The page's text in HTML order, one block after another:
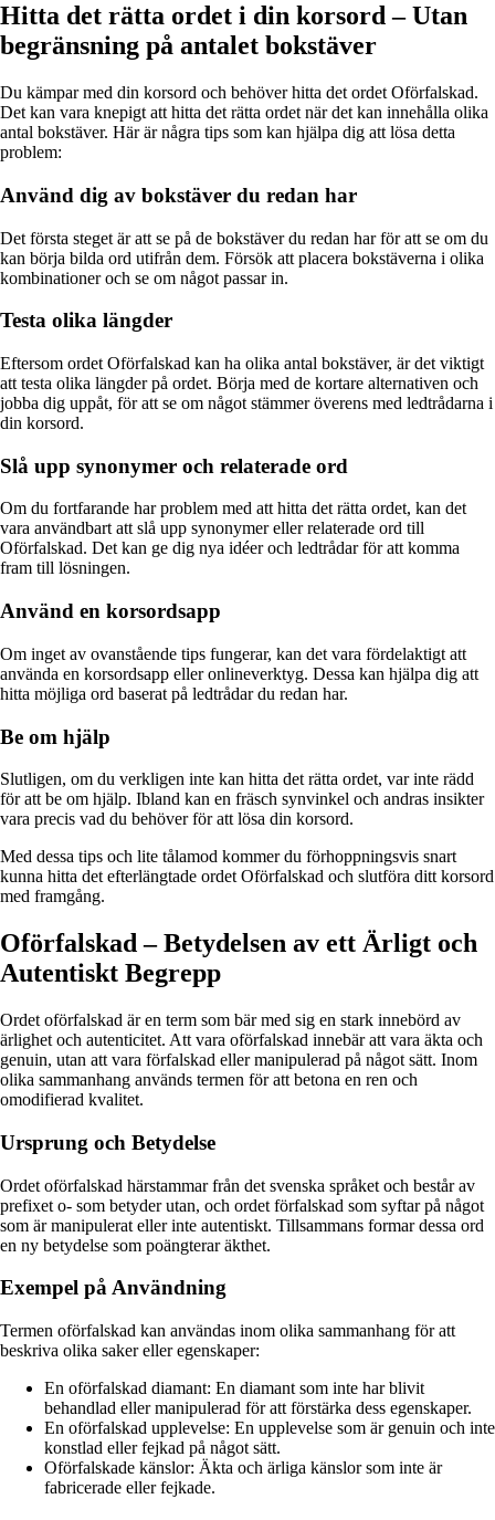
Hitta det rätta ordet i din korsord – Utan
begränsning på antalet bokstäver
Du kämpar med din korsord och behöver hitta det ordet Oförfalskad.
Det kan vara knepigt att hitta det rätta ordet när det kan innehålla olika
antal bokstäver. Här är några tips som kan hjälpa dig att lösa detta
problem:
Använd dig av bokstäver du redan har
Det första steget är att se på de bokstäver du redan har för att se om du
kan börja bilda ord utifrån dem. Försök att placera bokstäverna i olika
kombinationer och se om något passar in.
Testa olika längder
Eftersom ordet Oförfalskad kan ha olika antal bokstäver, är det viktigt
att testa olika längder på ordet. Börja med de kortare alternativen och
jobba dig uppåt, för att se om något stämmer överens med ledtrådarna i
din korsord.
Slå upp synonymer och relaterade ord
Om du fortfarande har problem med att hitta det rätta ordet, kan det
vara användbart att slå upp synonymer eller relaterade ord till
Oförfalskad. Det kan ge dig nya idéer och ledtrådar för att komma
fram till lösningen.
Använd en korsordsapp
Om inget av ovanstående tips fungerar, kan det vara fördelaktigt att
använda en korsordsapp eller onlineverktyg. Dessa kan hjälpa dig att
hitta möjliga ord baserat på ledtrådar du redan har.
Be om hjälp
Slutligen, om du verkligen inte kan hitta det rätta ordet, var inte rädd
för att be om hjälp. Ibland kan en fräsch synvinkel och andras insikter
vara precis vad du behöver för att lösa din korsord.
Med dessa tips och lite tålamod kommer du förhoppningsvis snart
kunna hitta det efterlängtade ordet Oförfalskad och slutföra ditt korsord
med framgång.
Oförfalskad – Betydelsen av ett Ärligt och
Autentiskt Begrepp
Ordet oförfalskad är en term som bär med sig en stark innebörd av
ärlighet och autenticitet. Att vara oförfalskad innebär att vara äkta och
genuin, utan att vara förfalskad eller manipulerad på något sätt. Inom
olika sammanhang används termen för att betona en ren och
omodifierad kvalitet.
Ursprung och Betydelse
Ordet oförfalskad härstammar från det svenska språket och består av
prefixet o- som betyder utan, och ordet förfalskad som syftar på något
som är manipulerat eller inte autentiskt. Tillsammans formar dessa ord
en ny betydelse som poängterar äkthet.
Exempel på Användning
Termen oförfalskad kan användas inom olika sammanhang för att
beskriva olika saker eller egenskaper:
En oförfalskad diamant: En diamant som inte har blivit
behandlad eller manipulerad för att förstärka dess egenskaper.
En oförfalskad upplevelse: En upplevelse som är genuin och inte
konstlad eller fejkad på något sätt.
Oförfalskade känslor: Äkta och ärliga känslor som inte är
fabricerade eller fejkade.